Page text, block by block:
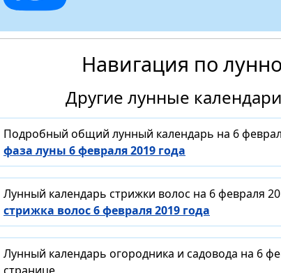
Навигация по
Другие лунные
Подробный общий лунный календарь на 6
фаза луны 6 февраля 2019 года
Лунный календарь стрижки волос на 6 февраля
стрижка волос 6 февраля 2019 года
Лунный календарь огородника и садовода на 6